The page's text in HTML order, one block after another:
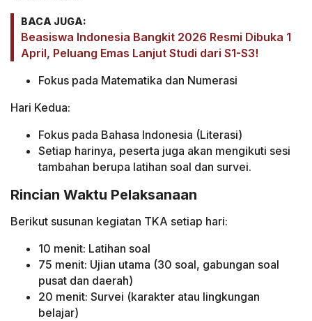
BACA JUGA:
Beasiswa Indonesia Bangkit 2026 Resmi Dibuka 1
April, Peluang Emas Lanjut Studi dari S1-S3!
Fokus pada Matematika dan Numerasi
Hari Kedua:
Fokus pada Bahasa Indonesia (Literasi)
Setiap harinya, peserta juga akan mengikuti sesi
tambahan berupa latihan soal dan survei.
Rincian Waktu Pelaksanaan
Berikut susunan kegiatan TKA setiap hari:
10 menit: Latihan soal
75 menit: Ujian utama (30 soal, gabungan soal
pusat dan daerah)
20 menit: Survei (karakter atau lingkungan
belajar)